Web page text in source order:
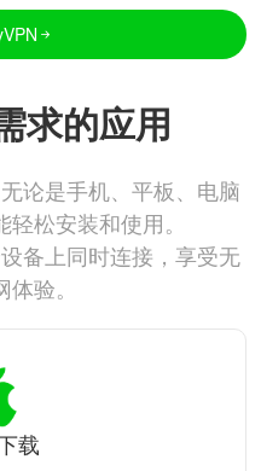
求的应用
论是手机、平板、电脑
松安装和使用。
备上同时连接，享受无
验。
载